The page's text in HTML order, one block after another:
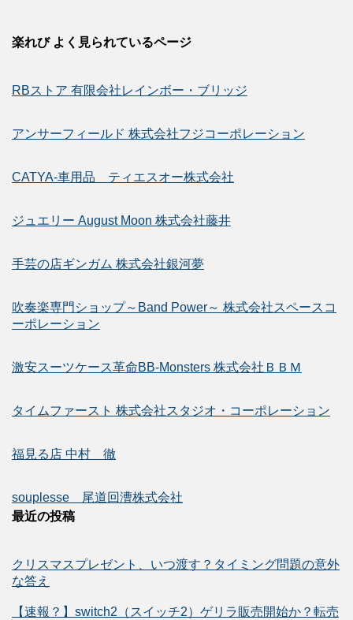
楽れび よく見られているページ
RBストア 有限会社レインボー・ブリッジ
アンサーフィールド 株式会社フジコーポレーション
CATYA-車用品 ティエスオー株式会社
ジュエリー August Moon 株式会社藤井
手芸の店ギンガム 株式会社銀河夢
吹奏楽専門ショップ～Band Power～ 株式会社スペースコ
ーポレーション
激安スーツケース革命BB-Monsters 株式会社ＢＢＭ
タイムファースト 株式会社スタジオ・コーポレーション
福見る店 中村 徹
souplesse 尾道回漕株式会社
最近の投稿
クリスマスプレゼント、いつ渡す？タイミング問題の意外
な答え
【速報？】switch2（スイッチ2）ゲリラ販売開始か？転売